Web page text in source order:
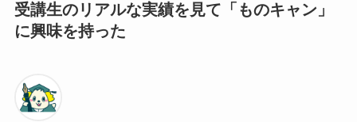
受講生のリアルな実績を見て「ものキャン」
に興味を持った